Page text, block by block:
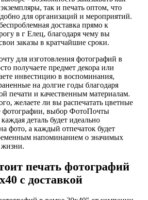
так и печать оптом, что
для организаций и мероприятий.
доставка прямо к
в г Елец, благодаря чему вы
заказы в кратчайшие сроки.
для изготовления фотографий в
получаете предмет декора или
инвестицию в воспоминания,
на долгие годы благодаря
печати и качественным материалам.
желаете ли вы распечатать цветные
фотографии, выбор ФотоПочты
деталь будет идеально
фото, а каждый отпечаток будет
напоминанием о значимых
печать фотографий
с доставкой